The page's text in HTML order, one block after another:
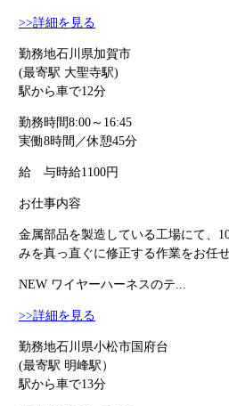
>>詳細を見る
勤務地石川県加賀市
(最寄駅 大聖寺駅)
駅から車で12分
勤務時間8:00～16:45
実働8時間／休憩45分
給 与時給1100円
お仕事内容
金属部品を製造している工場にて、
みを真っ直ぐに修正する作業をお任
NEWワイヤーハーネスのテ...
>>詳細を見る
勤務地石川県小松市国府台
(最寄駅 明峰駅）
駅から車で13分